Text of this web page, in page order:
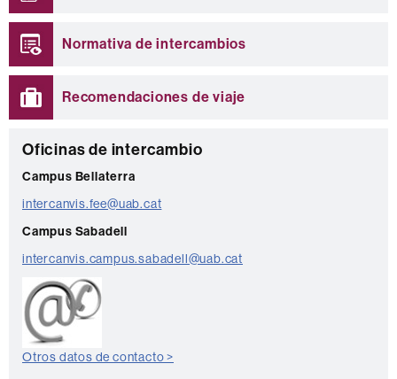
Normativa de intercambios
Recomendaciones de viaje
C
o
n
t
a
c
t
o
Oficinas de intercambio
Campus Bellaterra
intercanvis.fee@uab.cat
Campus Sabadell
intercanvis.campus.sabadell@uab.cat
Otros datos de contacto >